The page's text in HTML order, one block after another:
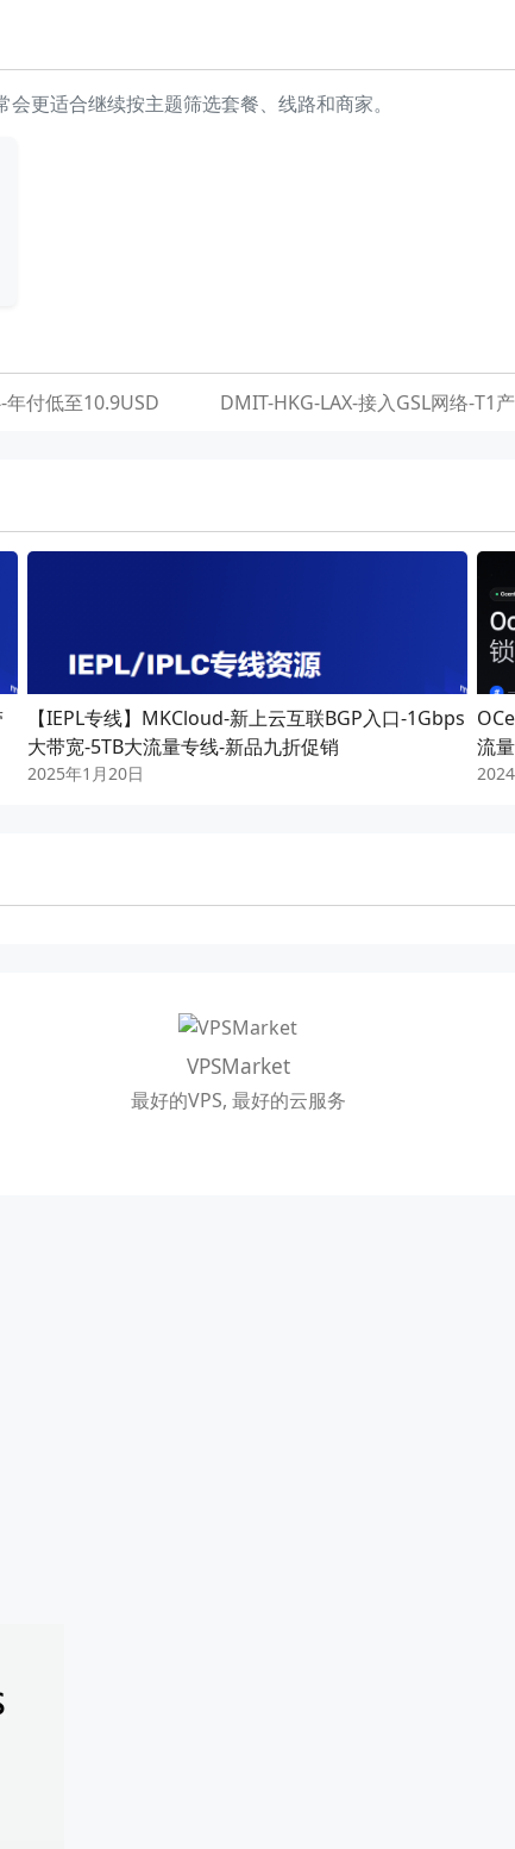
更适合继续按主题筛选套餐、线路和商家。
付低至10.9USD DMIT-HKG-LAX-接入GSL网络-T1
【IEPL专线】MKCloud-新上云互联BGP入口-1Gbps
大带宽-5TB大流量专线-新品九折促销
2025年1月20日
流
VPSMarket
最好的VPS, 最好的云服务